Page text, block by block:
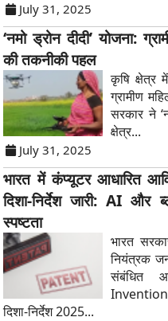
July 31, 2025
‘नमो ड्रोन दीदी’ योजना:
की तकनीकी पहल
कृषि
ग्रामीण
सरकार ने
क्षेत्र...
July 31, 2025
भारत में कंप्यूटर आधारित
दिशा-निर्देश जारी: AI
स्पष्टता
भारत
नियंत्रक
संबंधित
दिशा-निर्देश 2025...